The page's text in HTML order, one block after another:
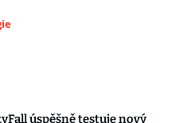
úspěšně testuje nový